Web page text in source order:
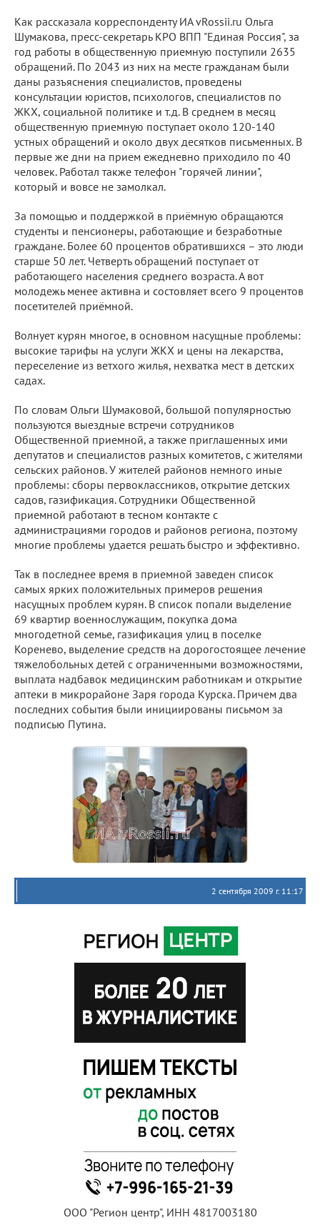
Как рассказала корреспонденту ИА vRossii.ru Ольга
Шумакова, пресс-секретарь КРО ВПП "Единая Россия", за
год работы в общественную приемную поступили 2635
обращений. По 2043 из них на месте гражданам были
даны разъяснения специалистов, проведены
консультации юристов, психологов, специалистов по
ЖКХ, социальной политике и т.д. В среднем в месяц
общественную приемную поступает около 120-140
устных обращений и около двух десятков письменных. В
первые же дни на прием ежедневно приходило по 40
человек. Работал также телефон "горячей линии",
который и вовсе не замолкал.
За помощью и поддержкой в приёмную обращаются
студенты и пенсионеры, работающие и безработные
граждане. Более 60 процентов обратившихся – это люди
старше 50 лет. Четверть обращений поступает от
работающего населения среднего возраста. А вот
молодежь менее активна и состовляет всего 9 процентов
посетителей приёмной.
Волнует курян многое, в основном насущные проблемы:
высокие тарифы на услуги ЖКХ и цены на лекарства,
переселение из ветхого жилья, нехватка мест в детских
садах.
По словам Ольги Шумаковой, большой популярностью
пользуются выездные встречи сотрудников
Общественной приемной, а также приглашенных ими
депутатов и специалистов разных комитетов, с жителями
сельских районов. У жителей районов немного иные
проблемы: сборы первоклассников, открытие детских
садов, газификация. Сотрудники Общественной
приемной работают в тесном контакте с
администрациями городов и районов региона, поэтому
многие проблемы удается решать быстро и эффективно.
Так в последнее время в приемной заведен список
самых ярких положительных примеров решения
насущных проблем курян. В список попали выделение
69 квартир военнослужащим, покупка дома
многодетной семье, газификация улиц в поселке
Коренево, выделение средств на дорогостоящее лечение
тяжелобольных детей с ограниченными возможностями,
выплата надбавок медицинским работникам и открытие
аптеки в микрорайоне Заря города Курска. Причем два
последних события были инициированы письмом за
подписью Путина.
2 сентября 2009 г. 11:17
ООО "Регион центр", ИНН 4817003180